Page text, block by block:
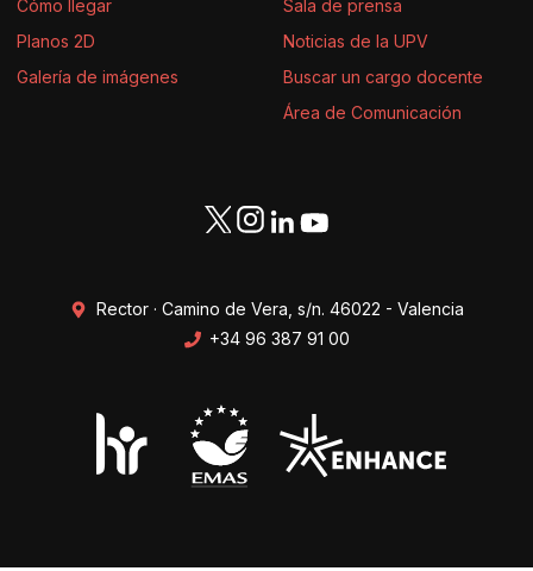
Cómo llegar
Planos 2D
Galería de imágenes
Sala de prensa
Noticias de la UPV
Buscar un cargo docente
Área de Comunicación
Rector · Camino de Vera, s/n. 46022 - Valencia
+34 96 387 91 00